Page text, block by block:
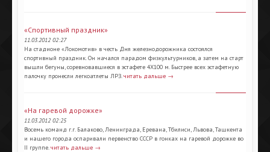
«Спортивный праздник»
11.03.2012 02:27
На стадионе «Локомотив» в честь Дня железнодорожника состоялся
спортивный праздник. Он начался парадом физкультурников, а затем на старт
вышли бегуны, соревновавшиеся в эстафете 4X100 м. Быстрее всех эстафетную
палочку пронесли легкоатлеты ЛРЗ.читать дальше →
«На гаревой дорожке»
11.03.2012 02:25
Восемь команд г.г. Балаково, Ленинграда, Еревана, Тбилиси, Львова, Ташкента
и нашего города оспаривали первенство СССР в гонках на гаревой дорожке во
II группе.читать дальше →